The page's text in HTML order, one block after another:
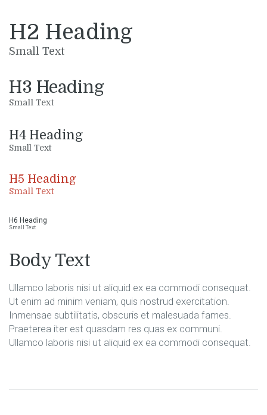
H2 Heading
Small Text
H3 Heading
Small Text
H4 Heading
Small Text
H5 Heading
Small Text
H6 Heading
Small Text
Body Text
Ullamco laboris nisi ut aliquid ex ea commodi consequat.
Ut enim ad minim veniam, quis nostrud exercitation.
Inmensae subtilitatis, obscuris et malesuada fames.
Praeterea iter est quasdam res quas ex communi.
Ullamco laboris nisi ut aliquid ex ea commodi consequat.